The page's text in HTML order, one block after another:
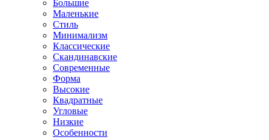
Большие
Маленькие
Стиль
Минимализм
Классические
Скандинавские
Современные
Форма
Высокие
Квадратные
Угловые
Низкие
Особенности